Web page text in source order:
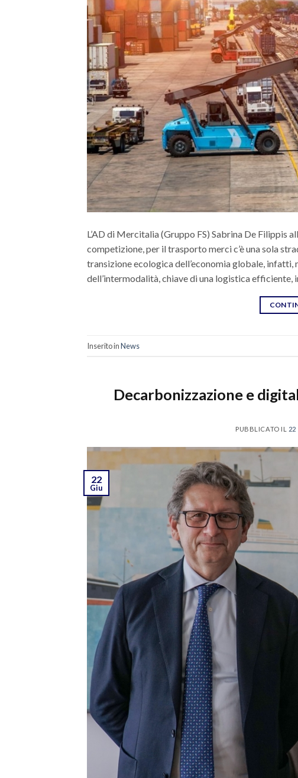
L’AD di Mercitalia (Gruppo FS) Sabrina De Filippis
competizione, per il trasporto merci c’è una sola
transizione ecologica dell’economia globale,
dell’intermodalità, chiave di una logistica efficiente,
Inserito inNews
Decarbonizzazione e
PUBBLICATO IL 22
22
Giu